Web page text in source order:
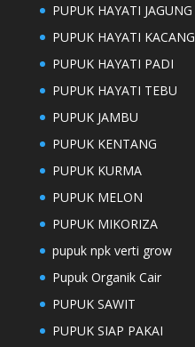
PUPUK HAYATI JAGUNG
PUPUK HAYATI KACANG
PUPUK HAYATI PADI
PUPUK HAYATI TEBU
PUPUK JAMBU
PUPUK KENTANG
PUPUK KURMA
PUPUK MELON
PUPUK MIKORIZA
pupuk npk verti grow
Pupuk Organik Cair
PUPUK SAWIT
PUPUK SIAP PAKAI